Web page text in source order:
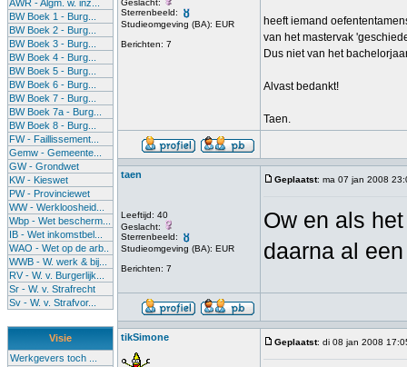
AWR - Algm. w. inz...
BW Boek 1 - Burg...
BW Boek 2 - Burg...
BW Boek 3 - Burg...
BW Boek 4 - Burg...
BW Boek 5 - Burg...
BW Boek 6 - Burg...
BW Boek 7 - Burg...
BW Boek 7a - Burg...
BW Boek 8 - Burg...
FW - Faillissement...
Gemw - Gemeente...
GW - Grondwet
KW - Kieswet
PW - Provinciewet
WW - Werkloosheid...
Wbp - Wet bescherm...
IB - Wet inkomstbel...
WAO - Wet op de arb..
WWB - W. werk & bij...
RV - W. v. Burgerlijk...
Sr - W. v. Strafrecht
Sv - W. v. Strafvor...
Visie
Werkgevers toch ...
Geslacht:
Sterrenbeeld:
Studieomgeving (BA): EUR
Berichten: 7
heeft iemand
van het mastervak
Dus niet van het
Alvast bedankt!
Taen.
taen
Leeftijd: 40
Geslacht:
Sterrenbeeld:
Studieomgeving (BA): EUR
Berichten: 7
Geplaatst: ma 07 jan 2008
Ow en als
daarna al
tikSimone Geplaatst: di 08 jan 2008